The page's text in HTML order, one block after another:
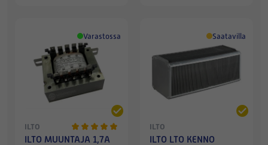
Varastossa
ILTO
ILTO MUUNTAJA 1,7A
Saatavilla
ILTO
ILTO LTO KENNO